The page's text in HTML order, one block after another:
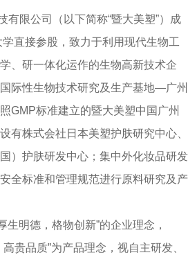
限公司（以下简称“暨大美塑”）成
直接参股，致力于利用现代生物工
、研一体化运作的生物高新技术企
际性生物技术研究及生产基地—广州
GMP标准建立的暨大美塑中国广州
有株式会社日本美塑护肤研究中心、
）护肤研发中心；集中外化妆品研发
全标准和管理规范进行原料研究及产
生明德，格物创新”的企业理念，
贵品质”为产品理念，视自主研发、